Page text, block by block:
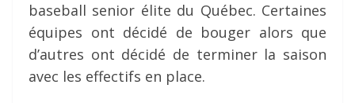
baseball senior élite du Québec. Certaines
équipes ont décidé de bouger alors que
d’autres ont décidé de terminer la saison
avec les effectifs en place.